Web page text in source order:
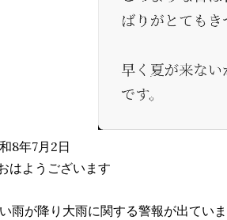
8年7月2日
はようございます
雨が降り大雨に関する警報が出てい